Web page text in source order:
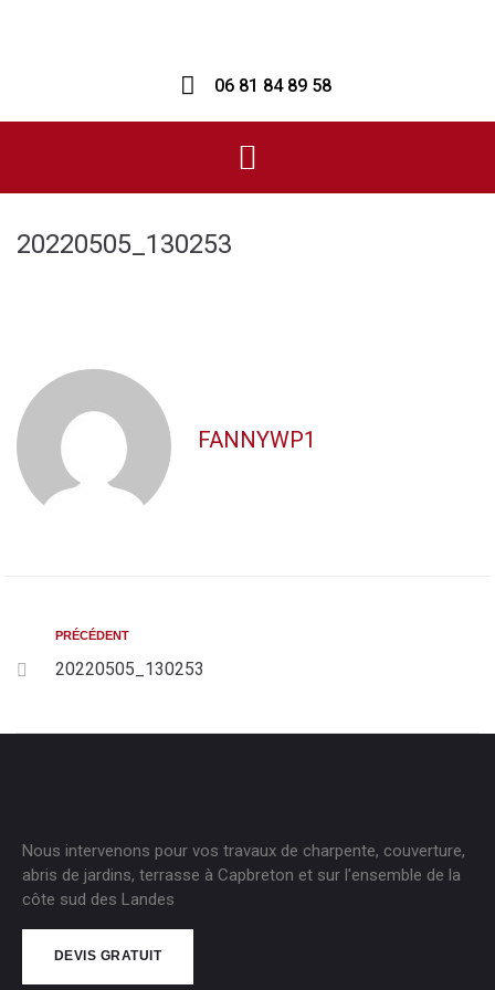
06 81 84 89 58
20220505_130253
FANNYWP1
PRÉCÉDENT
20220505_130253
Nous intervenons pour vos travaux de charpente, couverture,
abris de jardins, terrasse à Capbreton et sur l'ensemble de la
côte sud des Landes
DEVIS GRATUIT